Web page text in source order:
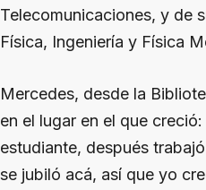
Telecomunicaciones, y de
Física, Ingeniería y Física
Mercedes, desde la
en el lugar en el que
estudiante, después
se jubiló acá, así que yo